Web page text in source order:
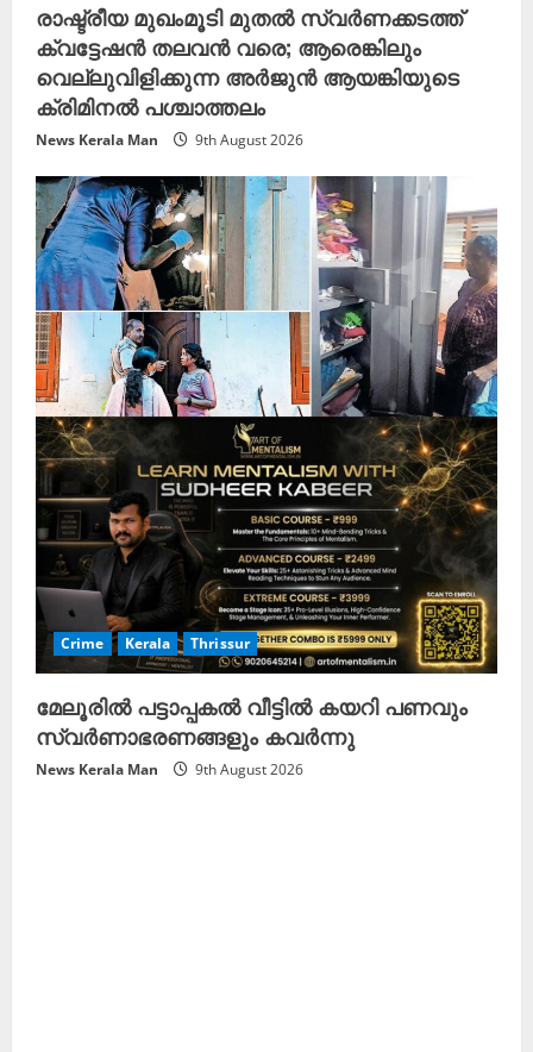
രാഷ്ട്രീയ മുഖംമൂടി മുതൽ സ്വർണക്കടത്ത്
ക്വട്ടേഷൻ തലവൻ വരെ; ആരെങ്കിലും
വെല്ലുവിളിക്കുന്ന അർജുൻ ആയങ്കിയുടെ
ക്രിമിനൽ പശ്ചാത്തലം
News Kerala Man 9th August 2026
Crime Kerala Thrissur
മേലൂരിൽ പട്ടാപ്പകൽ വീട്ടിൽ കയറി പണവും
സ്വർണാഭരണങ്ങളും കവർന്നു
News Kerala Man 9th August 2026